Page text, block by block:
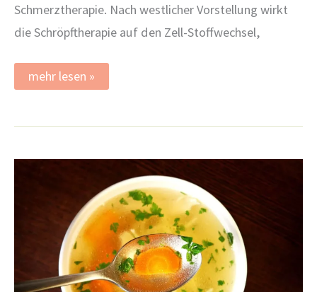
Schmerztherapie. Nach westlicher Vorstellung wirkt
die Schröpftherapie auf den Zell-Stoffwechsel,
Schröpfen
und
mehr lesen »